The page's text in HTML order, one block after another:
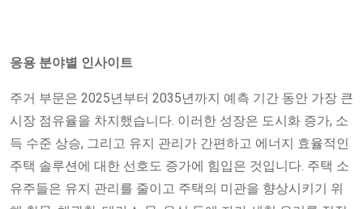
응용 분야별 인사이트
주거 부문은 2025년부터 2035년까지 예측 기간 동안 가장 큰
시장 점유율을 차지했습니다. 이러한 성장은 도시화 증가, 소
득 수준 상승, 그리고 유지 관리가 간편하고 에너지 효율적인
주택 솔루션에 대한 선호도 증가에 힘입은 것입니다. 주택 소
유주들은 유지 관리를 줄이고 주택의 미관을 향상시키기 위